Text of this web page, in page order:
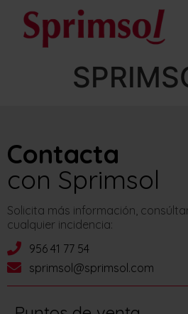
Contacta
con Sprimsol
Solicita más información,
cualquier incidencia:
956 41 77 54
sprimsol@sprimsol.com